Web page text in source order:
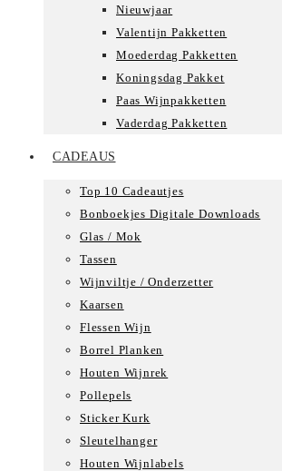
Nieuwjaar
Valentijn Pakketten
Moederdag Pakketten
Koningsdag Pakket
Paas Wijnpakketten
Vaderdag Pakketten
CADEAUS
Top 10 Cadeautjes
Bonboekjes Digitale Downloads
Glas / Mok
Tassen
Wijnviltje / Onderzetter
Kaarsen
Flessen Wijn
Borrel Planken
Houten Wijnrek
Pollepels
Sticker Kurk
Sleutelhanger
Houten Wijnlabels